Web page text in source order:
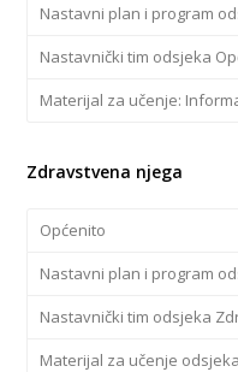
Nastavni plan i program
Nastavnički tim odsjeka
Materijal za učenje:
Zdravstvena njega
Općenito
Nastavni plan i program
Nastavnički tim odsjeka
Materijal za učenje